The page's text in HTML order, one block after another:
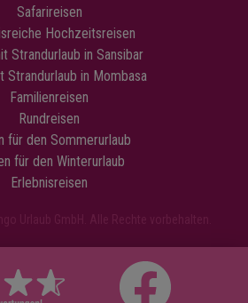
Safarireisen
Hochzeitsreisen
Strandurlaub in Sansibar
Strandurlaub in Mombasa
Familienreisen
Rundreisen
für den Sommerurlaub
für den Winterurlaub
Erlebnisreisen